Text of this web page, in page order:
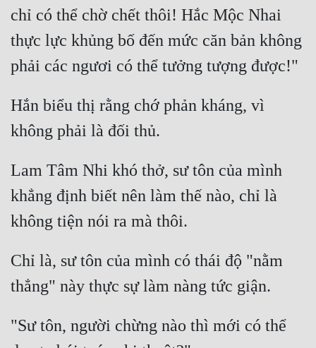
Góc Nhìn Nam
Huyền Huyễn
Huyền Nghi
Huyền Ảo
Hài Hước
Hệ Thống
Học Đường
Khoa Huyễn
chỉ có thể chờ chết thôi! Hắc Mộc Nhai
thực lực khủng bố đến mức căn bản không
Hắn biểu thị rằng chớ phản kháng, vì
Lam Tâm Nhi khó thở, sư tôn của mình
khẳng định biết nên làm thế nào, chỉ là
Chỉ là, sư tôn của mình có thái độ "nằm
"Sư tôn, người chừng nào thì mới có thể